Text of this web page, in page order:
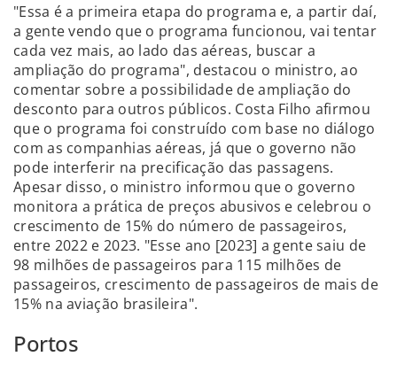
"Essa é a primeira etapa do programa e, a partir daí,
a gente vendo que o programa funcionou, vai tentar
cada vez mais, ao lado das aéreas, buscar a
ampliação do programa", destacou o ministro, ao
comentar sobre a possibilidade de ampliação do
desconto para outros públicos. Costa Filho afirmou
que o programa foi construído com base no diálogo
com as companhias aéreas, já que o governo não
pode interferir na precificação das passagens.
Apesar disso, o ministro informou que o governo
monitora a prática de preços abusivos e celebrou o
crescimento de 15% do número de passageiros,
entre 2022 e 2023. "Esse ano [2023] a gente saiu de
98 milhões de passageiros para 115 milhões de
passageiros, crescimento de passageiros de mais de
15% na aviação brasileira".
Portos